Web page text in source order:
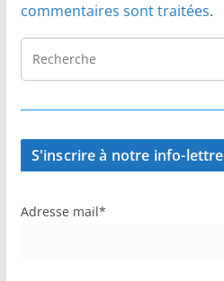
commentaires sont traitées.
S'inscrire à notre info-lettre
Adresse mail*